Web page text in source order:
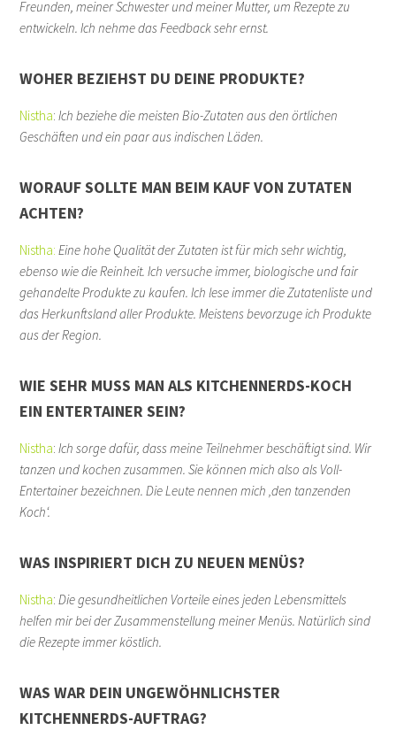
Freunden, meiner Schwester und meiner Mutter, um Rezepte zu
entwickeln. Ich nehme das Feedback sehr ernst.
WOHER BEZIEHST DU DEINE PRODUKTE?
Nistha:Ich beziehe die meisten Bio-Zutaten aus den örtlichen
Geschäften und ein paar aus indischen Läden.
WORAUF SOLLTE MAN BEIM KAUF VON ZUTATEN
ACHTEN?
Nistha: Eine hohe Qualität der Zutaten ist für mich sehr wichtig,
ebenso wie die Reinheit. Ich versuche immer, biologische und fair
gehandelte Produkte zu kaufen. Ich lese immer die Zutatenliste und
das Herkunftsland aller Produkte. Meistens bevorzuge ich Produkte
aus der Region.
WIE SEHR MUSS MAN ALS KITCHENNERDS-KOCH
EIN ENTERTAINER SEIN?
Nistha:Ich sorge dafür, dass meine Teilnehmer beschäftigt sind. Wir
tanzen und kochen zusammen. Sie können mich also als Voll-
Entertainer bezeichnen. Die Leute nennen mich ‚den tanzenden
Koch‘.
WAS INSPIRIERT DICH ZU NEUEN MENÜS?
Nistha:Die gesundheitlichen Vorteile eines jeden Lebensmittels
helfen mir bei der Zusammenstellung meiner Menüs. Natürlich sind
die Rezepte immer köstlich.
WAS WAR DEIN UNGEWÖHNLICHSTER
KITCHENNERDS-AUFTRAG?